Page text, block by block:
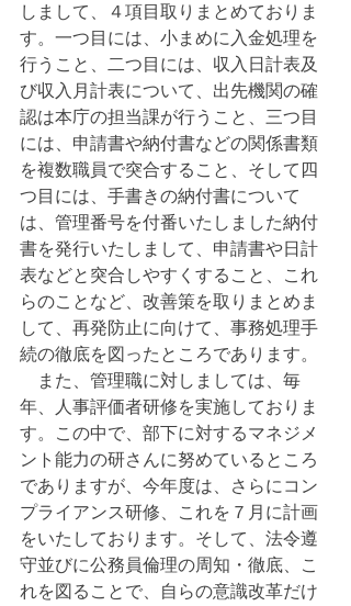
しまして、４項目取りまとめておりま
す。一つ目には、小まめに入金処理を
行うこと、二つ目には、収入日計表及
び収入月計表について、出先機関の確
認は本庁の担当課が行うこと、三つ目
には、申請書や納付書などの関係書類
を複数職員で突合すること、そして四
つ目には、手書きの納付書について
は、管理番号を付番いたしました納付
書を発行いたしまして、申請書や日計
表などと突合しやすくすること、これ
らのことなど、改善策を取りまとめま
して、再発防止に向けて、事務処理手
続の徹底を図ったところであります。
また、管理職に対しましては、毎
年、人事評価者研修を実施しておりま
す。この中で、部下に対するマネジメ
ント能力の研さんに努めているところ
でありますが、今年度は、さらにコン
プライアンス研修、これを７月に計画
をいたしております。そして、法令遵
守並びに公務員倫理の周知・徹底、こ
れを図ることで、自らの意識改革だけ